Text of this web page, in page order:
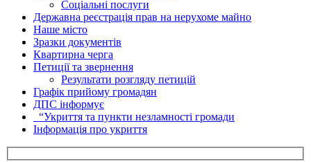
Соціальні послуги
Державна реєстрація прав на нерухоме майно
Наше місто
Зразки документів
Квартирна черга
Петиції та звернення
Результати розгляду петицій
Графік прийому громадян
ДПС інформує
“Укриття та пункти незламності громади
Інформація про укриття